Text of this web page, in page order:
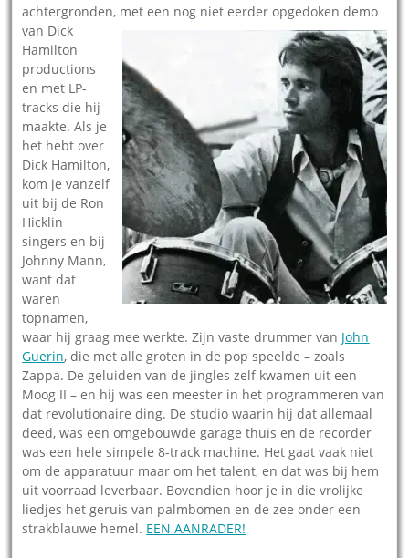
achtergronden, met een nog niet eerder opgedoken demo
van Dick
Hamilton
productions
en met LP-
tracks die hij
maakte. Als je
het hebt over
Dick Hamilton,
kom je vanzelf
uit bij de Ron
Hicklin
singers en bij
Johnny Mann,
want dat
waren
topnamen,
waar hij graag mee werkte. Zijn vaste drummer van John
Guerin, die met alle groten in de pop speelde – zoals
Zappa. De geluiden van de jingles zelf kwamen uit een
Moog II – en hij was een meester in het programmeren van
dat revolutionaire ding. De studio waarin hij dat allemaal
deed, was een omgebouwde garage thuis en de recorder
was een hele simpele 8-track machine. Het gaat vaak niet
om de apparatuur maar om het talent, en dat was bij hem
uit voorraad leverbaar. Bovendien hoor je in die vrolijke
liedjes het geruis van palmbomen en de zee onder een
strakblauwe hemel. EEN AANRADER!